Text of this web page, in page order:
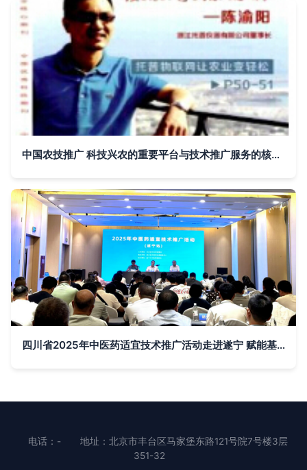
中国农技推广 科技兴农的重要平台与技术推广服务的核心载体
四川省2025年中医药适宜技术推广活动走进遂宁 赋能基层，守护健康
电话：-
地址：北京市丰台区马家堡东路121号院7号楼3层
351-32